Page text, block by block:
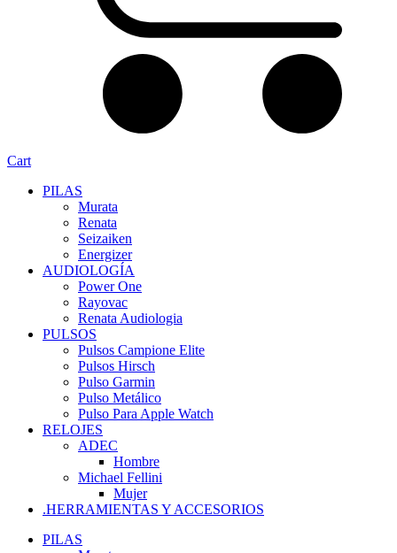
Cart
PILAS
Murata
Renata
Seizaiken
Energizer
AUDIOLOGÍA
Power One
Rayovac
Renata Audiologia
PULSOS
Pulsos Campione Elite
Pulsos Hirsch
Pulso Garmin
Pulso Metálico
Pulso Para Apple Watch
RELOJES
ADEC
Hombre
Michael Fellini
Mujer
.HERRAMIENTAS Y ACCESORIOS
PILAS